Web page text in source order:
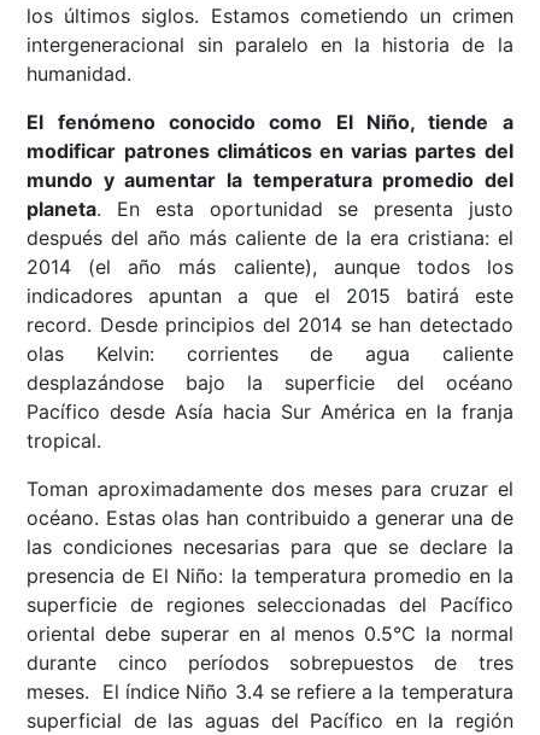
los últimos siglos. Estamos cometiendo un crimen
intergeneracional sin paralelo en la historia de la
humanidad.
El fenómeno conocido como El Niño, tiende a
modificar patrones climáticos en varias partes del
mundo y aumentar la temperatura promedio del
planeta. En esta oportunidad se presenta justo
después del año más caliente de la era cristiana: el
2014 (el año más caliente), aunque todos los
indicadores apuntan a que el 2015 batirá este
record. Desde principios del 2014 se han detectado
olas Kelvin: corrientes de agua caliente
desplazándose bajo la superficie del océano
Pacífico desde Asía hacia Sur América en la franja
tropical.
Toman aproximadamente dos meses para cruzar el
océano. Estas olas han contribuido a generar una de
las condiciones necesarias para que se declare la
presencia de El Niño: la temperatura promedio en la
superficie de regiones seleccionadas del Pacífico
oriental debe superar en al menos 0.5°C la normal
durante cinco períodos sobrepuestos de tres
meses. El índice Niño 3.4 se refiere a la temperatura
superficial de las aguas del Pacífico en la región